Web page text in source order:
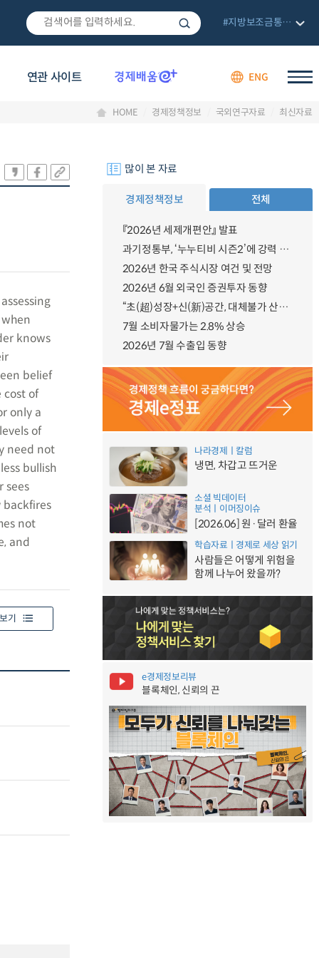
연관 사이트 ENG
#지방보조금통합관리망
HOME 경제정책정보 국외연구자료 최신자료
knows
belief
cost of
only a
of
need not
bullish
sees
backfires
not
and
기
많이 본 자료
경제정책정보 전체
『2026년 세제개편안』 발표
과기정통부, ‘누누티비 시즌2’에 강력 대응 의지 밝혀
2026년 한국 주식시장 여건 및 전망
2026년 6월 외국인 증권투자 동향
“초(超)성장+신(新)공간, 대체불가 산업강국”
7월 소비자물가는 2.8% 상승
2026년 7월 수출입 동향
나라경제ㅣ칼럼
냉면, 차갑고 뜨거운
소셜 빅데이터
분석ㅣ이머징이슈
[2026.06] 원·달러 환율
학습자료ㅣ경제로 세상 읽기
사람들은 어떻게 위험을
함께 나누어 왔을까?
e경제정보리뷰
블록체인, 신뢰의 끈